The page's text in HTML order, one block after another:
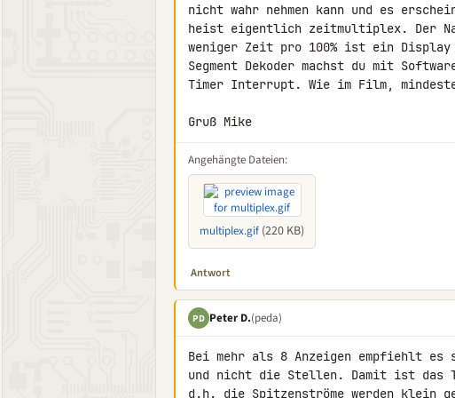
nicht wahr nehmen kann und es
heist eigentlich zeitmultiplex. Der
weniger Zeit pro 100% ist ein Display
Segment Dekoder machst du mit
Timer Interrupt. Wie im Film,
Gruß Mike
Angehängte Dateien:
multiplex.gif (220 KB)
Antwort
PD Peter D.(peda)
Bei mehr als 8 Anzeigen empfiehlt es
und nicht die Stellen. Damit ist das
d.h. die Spitzenströme werden klein